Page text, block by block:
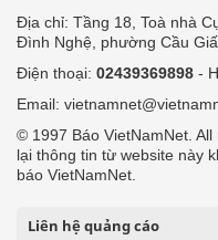
Địa chỉ: Tầng 18, Toà nhà
Đình Nghệ, phường Cầu
Điện thoại: 02439369898 -
Email:
© 1997 Báo VietNamNet.
lại thông tin từ website này
báo VietNamNet.
Liên hệ quảng cáo